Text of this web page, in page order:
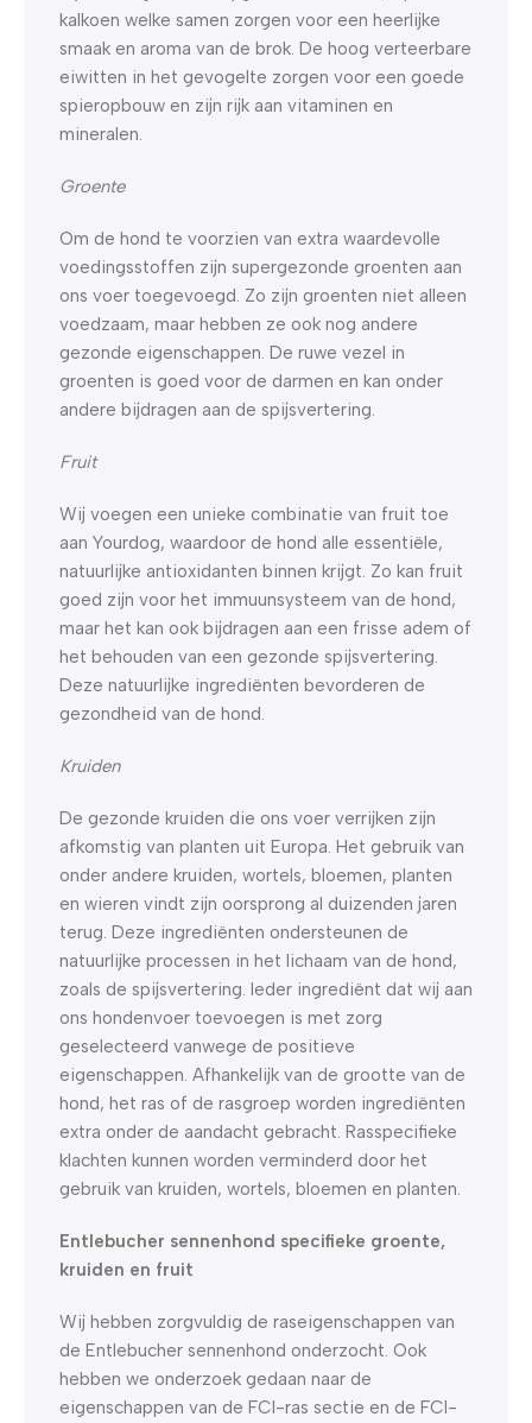
kalkoen welke samen zorgen voor een heerlijke
smaak en aroma van de brok. De hoog verteerbare
eiwitten in het gevogelte zorgen voor een goede
spieropbouw en zijn rijk aan vitaminen en
mineralen.
Groente
Om de hond te voorzien van extra waardevolle
voedingsstoffen zijn supergezonde groenten aan
ons voer toegevoegd. Zo zijn groenten niet alleen
voedzaam, maar hebben ze ook nog andere
gezonde eigenschappen. De ruwe vezel in
groenten is goed voor de darmen en kan onder
andere bijdragen aan de spijsvertering.
Fruit
Wij voegen een unieke combinatie van fruit toe
aan Yourdog, waardoor de hond alle essentiële,
natuurlijke antioxidanten binnen krijgt. Zo kan fruit
goed zijn voor het immuunsysteem van de hond,
maar het kan ook bijdragen aan een frisse adem of
het behouden van een gezonde spijsvertering.
Deze natuurlijke ingrediënten bevorderen de
gezondheid van de hond.
Kruiden
De gezonde kruiden die ons voer verrijken zijn
afkomstig van planten uit Europa. Het gebruik van
onder andere kruiden, wortels, bloemen, planten
en wieren vindt zijn oorsprong al duizenden jaren
terug. Deze ingrediënten ondersteunen de
natuurlijke processen in het lichaam van de hond,
zoals de spijsvertering. Ieder ingrediënt dat wij aan
ons hondenvoer toevoegen is met zorg
geselecteerd vanwege de positieve
eigenschappen. Afhankelijk van de grootte van de
hond, het ras of de rasgroep worden ingrediënten
extra onder de aandacht gebracht. Rasspecifieke
klachten kunnen worden verminderd door het
gebruik van kruiden, wortels, bloemen en planten.
Entlebucher sennenhond specifieke groente,
kruiden en fruit
Wij hebben zorgvuldig de raseigenschappen van
de Entlebucher sennenhond onderzocht. Ook
hebben we onderzoek gedaan naar de
eigenschappen van de FCI-ras sectie en de FCI-